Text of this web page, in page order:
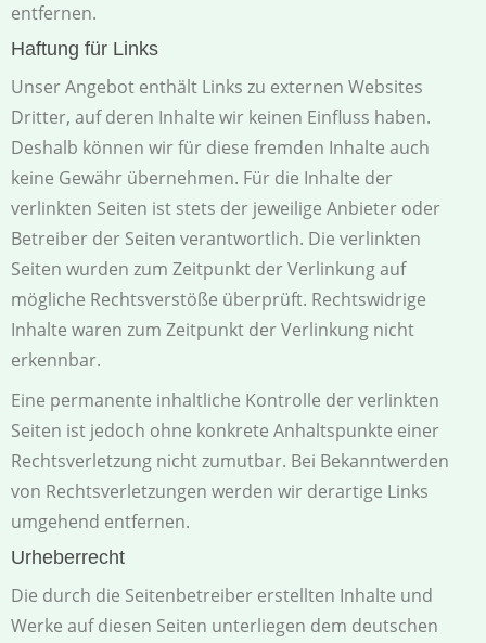
entfernen.
Haftung für Links
Unser Angebot enthält Links zu externen Websites
Dritter, auf deren Inhalte wir keinen Einfluss haben.
Deshalb können wir für diese fremden Inhalte auch
keine Gewähr übernehmen. Für die Inhalte der
verlinkten Seiten ist stets der jeweilige Anbieter oder
Betreiber der Seiten verantwortlich. Die verlinkten
Seiten wurden zum Zeitpunkt der Verlinkung auf
mögliche Rechtsverstöße überprüft. Rechtswidrige
Inhalte waren zum Zeitpunkt der Verlinkung nicht
erkennbar.
Eine permanente inhaltliche Kontrolle der verlinkten
Seiten ist jedoch ohne konkrete Anhaltspunkte einer
Rechtsverletzung nicht zumutbar. Bei Bekanntwerden
von Rechtsverletzungen werden wir derartige Links
umgehend entfernen.
Urheberrecht
Die durch die Seitenbetreiber erstellten Inhalte und
Werke auf diesen Seiten unterliegen dem deutschen